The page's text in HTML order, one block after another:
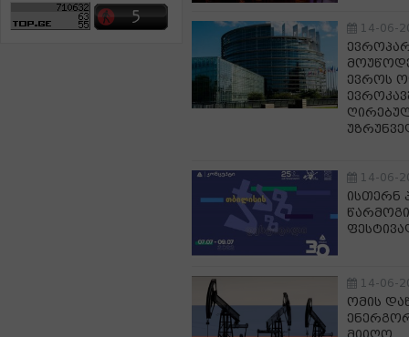
14-06-
ევროს
14-06-
ისთერნ
14-06-
ომის